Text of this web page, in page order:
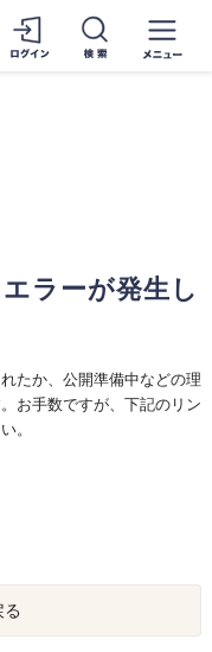
ラーが発生し
たか、公開準備中などの理
お手数ですが、下記のリン
。
る